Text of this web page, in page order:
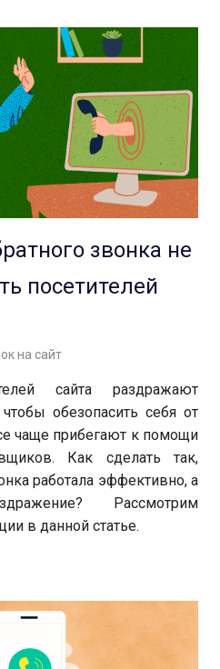
звонка не
посетителей
на сайт
сайта раздражают
обезопасить себя от
чаще прибегают к помощи
Как сделать так,
работала эффективно, а
Рассмотрим
в данной статье.